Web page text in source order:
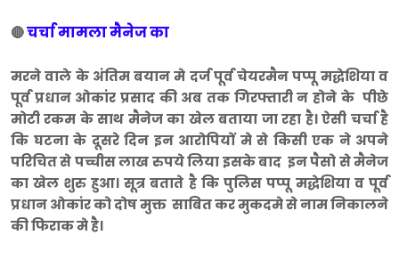
🔴चर्चा मामला मैनेज का
मरने वाले के अंतिम बयान मे दर्ज पूर्व चेयरमैन पप्पू मद्धेशिया व
पूर्व प्रधान ओकांर प्रसाद की अब तक गिरफ्तारी न होने के पीछे
मोटी रकम के साथ मैनेज का खेल बताया जा रहा है। ऐसी चर्चा है
कि घटना के दूसरे दिन इन आरोपियों मे से किसी एक ने अपने
परिचित से पच्चीस लाख रुपये लिया इसके बाद इन पैसो से मैनेज
का खेल शुरु हुआ। सूत्र बताते है कि पुलिस पप्पू मद्धेशिया व पूर्व
प्रधान ओकांर को दोष मुक्त साबित कर मुकदमे से नाम निकालने
की फिराक मे है।